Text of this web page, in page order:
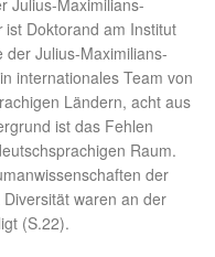
Julius-Maximilians-
ist Doktorand am Institut
der Julius-Maximilians-
internationales Team von
Ländern, acht aus
ist das Fehlen
Raum.
der
waren an der
(S.22).